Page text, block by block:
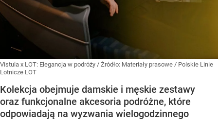
Vistula x LOT: Elegancja w podróży / Źródło: Materiały prasowe / Polskie Linie
Lotnicze LOT
Kolekcja obejmuje damskie i męskie zestawy
oraz funkcjonalne akcesoria podróżne, które
odpowiadają na wyzwania wielogodzinnego